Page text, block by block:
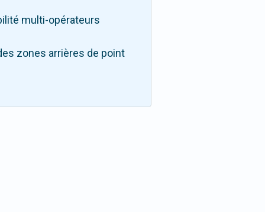
multi-opérateurs
zones arrières de point